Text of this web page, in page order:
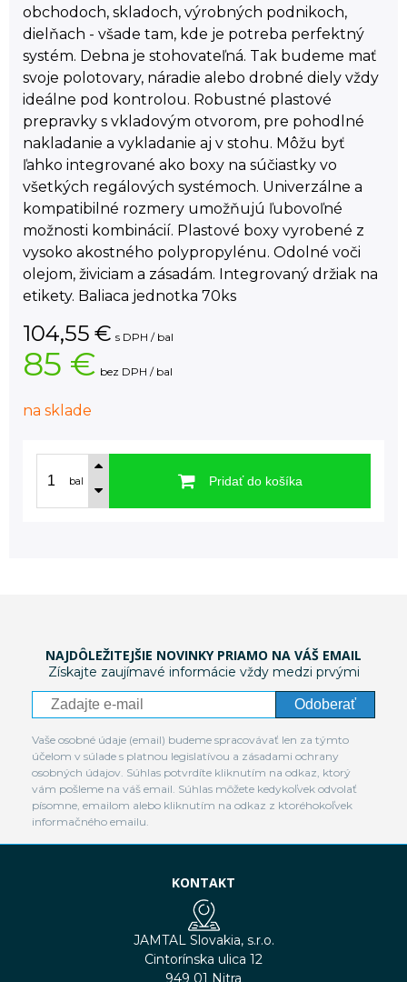
obchodoch, skladoch, výrobných podnikoch,
dielňach - všade tam, kde je potreba perfektný
systém. Debna je stohovateľná. Tak budeme mať
svoje polotovary, náradie alebo drobné diely vždy
ideálne pod kontrolou. Robustné plastové
prepravky s vkladovým otvorom, pre pohodlné
nakladanie a vykladanie aj v stohu. Môžu byť
ľahko integrované ako boxy na súčiastky vo
všetkých regálových systémoch. Univerzálne a
kompatibilné rozmery umožňujú ľubovoľné
možnosti kombinácií. Plastové boxy vyrobené z
vysoko akostného polypropylénu. Odolné voči
olejom, živiciam a zásadám. Integrovaný držiak na
etikety. Baliaca jednotka 70ks
104,55 € s DPH / bal
85 € bez DPH / bal
na sklade
bal Pridať do košíka
NAJDÔLEŽITEJŠIE NOVINKY PRIAMO NA VÁŠ EMAIL
Získajte zaujímavé informácie vždy medzi prvými
Odoberať
Vaše osobné údaje (email) budeme spracovávať len za týmto
účelom v súlade s platnou legislatívou a zásadami ochrany
osobných údajov. Súhlas potvrdíte kliknutím na odkaz, ktorý
vám pošleme na váš email. Súhlas môžete kedykoľvek odvolať
písomne, emailom alebo kliknutím na odkaz z ktoréhokoľvek
informačného emailu.
KONTAKT
JAMTAL Slovakia, s.r.o.
Cintorínska ulica 12
949 01 Nitra